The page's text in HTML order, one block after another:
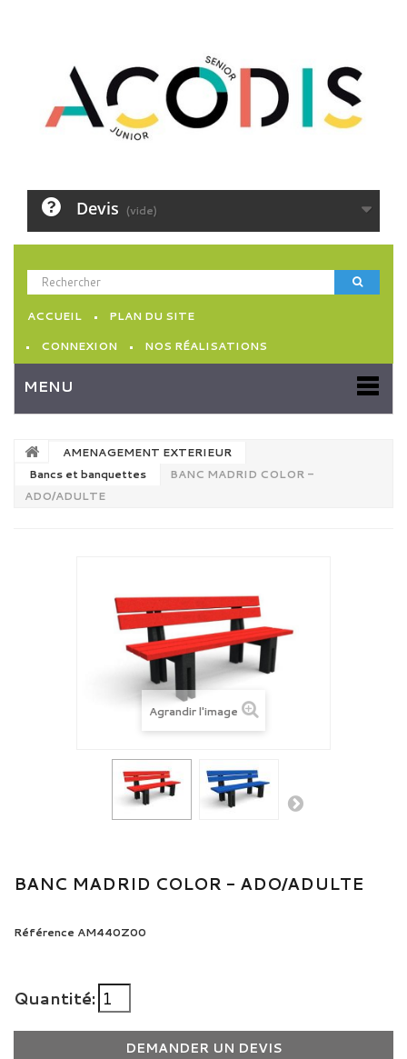
Devis (vide)
ACCUEIL
PLAN DU SITE
CONNEXION
NOS RÉALISATIONS
MENU
AMENAGEMENT EXTERIEUR
Bancs et banquettes
BANC MADRID COLOR -
ADO/ADULTE
Agrandir l'image
BANC MADRID COLOR - ADO/ADULTE
Référence AM440Z00
Quantité:
DEMANDER UN DEVIS